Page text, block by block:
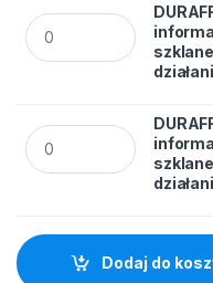
DURAFRAME SUN A3
DURAFRAME SUN A3
Dodaj do